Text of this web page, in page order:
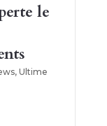
le
, Ultime